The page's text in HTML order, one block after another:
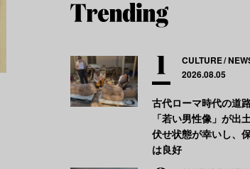
CULTURE
2026.08.05
古代ローマ時代の道
「若い男性像」が出
伏せ状態が幸いし、
は良好